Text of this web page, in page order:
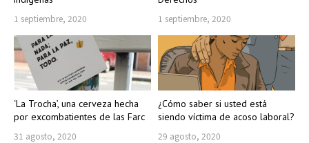
1 septiembre, 2020 1 septiembre, 2020
‘La Trocha’, una cerveza hecha
por excombatientes de las Farc
31 agosto, 2020
¿Cómo saber si usted está
siendo víctima de acoso laboral?
29 agosto, 2020